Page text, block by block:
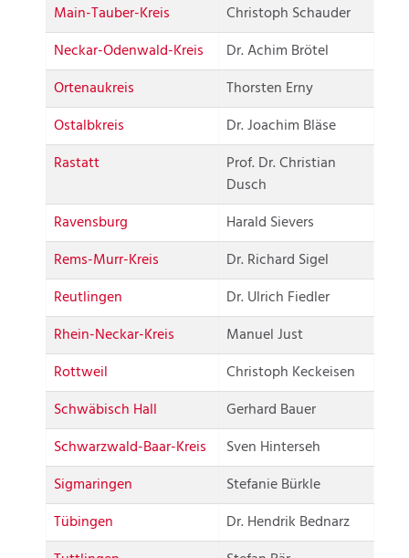
Main-Tauber-Kreis
Christoph Schauder
Neckar-Odenwald-Kreis
Dr. Achim Brötel
Ortenaukreis
Thorsten Erny
Ostalbkreis
Dr. Joachim Bläse
Rastatt
Prof. Dr. Christian
Dusch
Ravensburg
Harald Sievers
Rems-Murr-Kreis
Dr. Richard Sigel
Reutlingen
Dr. Ulrich Fiedler
Rhein-Neckar-Kreis
Manuel Just
Rottweil
Christoph Keckeisen
Schwäbisch Hall
Gerhard Bauer
Schwarzwald-Baar-Kreis
Sven Hinterseh
Sigmaringen
Stefanie Bürkle
Tübingen
Dr. Hendrik Bednarz